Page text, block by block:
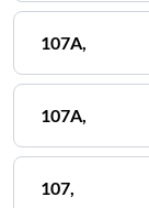
107A,
107A,
107,